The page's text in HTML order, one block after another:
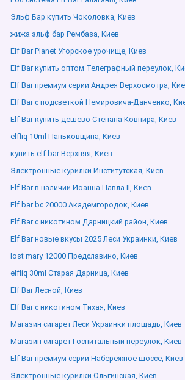
Эльф Бар купить Чоколовка, Киев
жижа эльф бар Рембаза, Киев
Elf Bar Planet Угорское урочище, Киев
Elf Bar купить оптом Телеграфный переулок,
Elf Bar премиум серии Андрея Верхосмотра,
Elf Bar с подсветкой Немировича-Данченко,
Elf Bar купить дешево Степана Ковнира, Киев
elfliq 10ml Паньковщина, Киев
купить elf bar Верхняя, Киев
Электронные курилки Институтская, Киев
Elf Bar в наличии Иоанна Павла ІІ, Киев
Elf bar bc 20000 Академгородок, Киев
Elf Bar с никотином Дарницкий район, Киев
Elf Bar новые вкусы 2025 Леси Украинки, Киев
lost mary 12000 Предславино, Киев
elfliq 30ml Старая Дарница, Киев
Elf Bar Лесной, Киев
Elf Bar с никотином Тихая, Киев
Магазин сигарет Леси Украинки площадь, Киев
Магазин сигарет Госпитальный переулок, Киев
Elf Bar премиум серии Набережное шоссе, Киев
Электронные курилки Ольгинская, Киев